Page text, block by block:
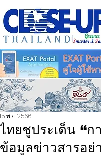
ไทยชูประเด็น “ก
ข้อมูลข่าวสารอย่
15 พ.ย. 2566